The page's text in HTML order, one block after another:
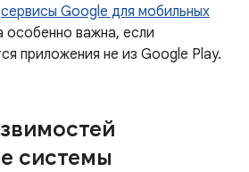
сервисы Google для мобильных
особенно важна, если
приложения не из Google Play.
системы